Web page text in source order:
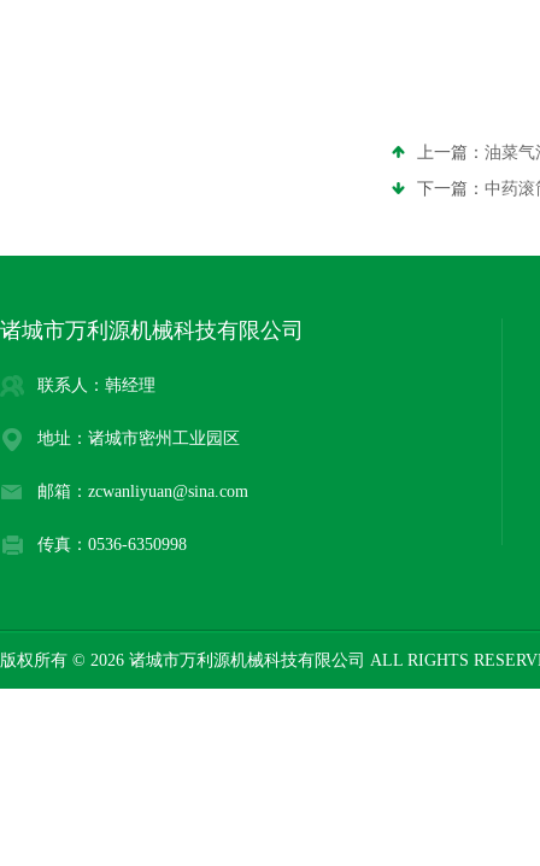
上一篇： 油菜气
下一篇： 中药滚
诸城市万利源机械科技有限公司
联系人：韩经理
地址：诸城市密州工业园区
邮箱：zcwanliyuan@sina.com
传真：0536-6350998
版权所有 © 2026 诸城市万利源机械科技有限公司 ALL RIGHTS